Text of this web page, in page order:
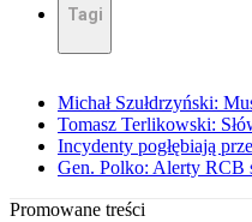
Tagi
Michał Szułdrzyński:
Tomasz Terlikowski:
Incydenty pogłębiają
Gen. Polko: Alerty RCB
Promowane treści